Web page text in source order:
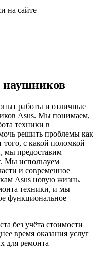
на сайте
наушников
работы и отличные
Asus. Мы понимаем,
техники в
решить проблемы как
с какой поломкой
мы предоставим
Мы используем
и современное
Asus новую жизнь.
техники, и мы
функциональное
без учёта стоимости
время оказания услуг
для ремонта